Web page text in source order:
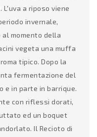
a riposo viene
invernale,
momento della
vegeta una muffa
tipico. Dopo la
fermentazione del
e in parte in barrique.
con riflessi dorati,
ed un boquet
Il Recioto di